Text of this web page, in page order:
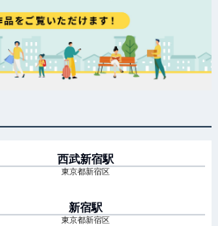
西武新宿駅
東京都新宿区
新宿駅
東京都新宿区